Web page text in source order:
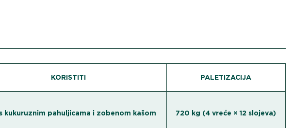
KORISTITI PALETIZACIJA
kukuruznim pahuljicama i zobenom kašom 720 kg (4 vreće × 12 slojeva)